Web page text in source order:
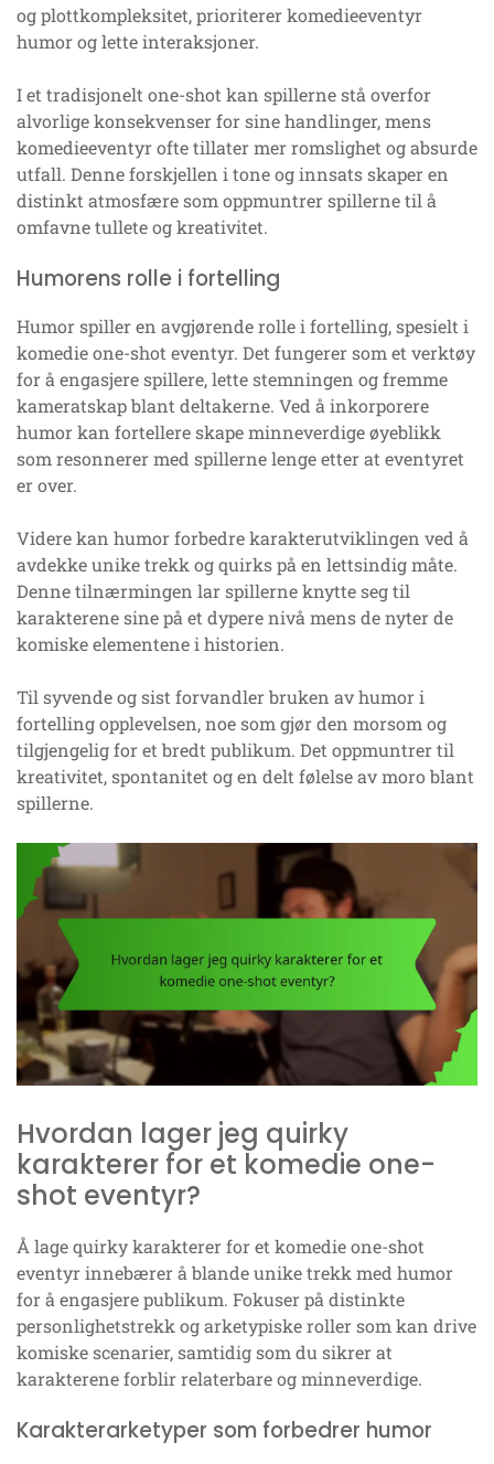
og plottkompleksitet, prioriterer komedieeventyr
humor og lette interaksjoner.
I et tradisjonelt one-shot kan spillerne stå overfor
alvorlige konsekvenser for sine handlinger, mens
komedieeventyr ofte tillater mer romslighet og absurde
utfall. Denne forskjellen i tone og innsats skaper en
distinkt atmosfære som oppmuntrer spillerne til å
omfavne tullete og kreativitet.
Humorens rolle i fortelling
Humor spiller en avgjørende rolle i fortelling, spesielt i
komedie one-shot eventyr. Det fungerer som et verktøy
for å engasjere spillere, lette stemningen og fremme
kameratskap blant deltakerne. Ved å inkorporere
humor kan fortellere skape minneverdige øyeblikk
som resonnerer med spillerne lenge etter at eventyret
er over.
Videre kan humor forbedre karakterutviklingen ved å
avdekke unike trekk og quirks på en lettsindig måte.
Denne tilnærmingen lar spillerne knytte seg til
karakterene sine på et dypere nivå mens de nyter de
komiske elementene i historien.
Til syvende og sist forvandler bruken av humor i
fortelling opplevelsen, noe som gjør den morsom og
tilgjengelig for et bredt publikum. Det oppmuntrer til
kreativitet, spontanitet og en delt følelse av moro blant
spillerne.
Hvordan lager jeg quirky
karakterer for et komedie one-
shot eventyr?
Å lage quirky karakterer for et komedie one-shot
eventyr innebærer å blande unike trekk med humor
for å engasjere publikum. Fokuser på distinkte
personlighetstrekk og arketypiske roller som kan drive
komiske scenarier, samtidig som du sikrer at
karakterene forblir relaterbare og minneverdige.
Karakterarketyper som forbedrer humor